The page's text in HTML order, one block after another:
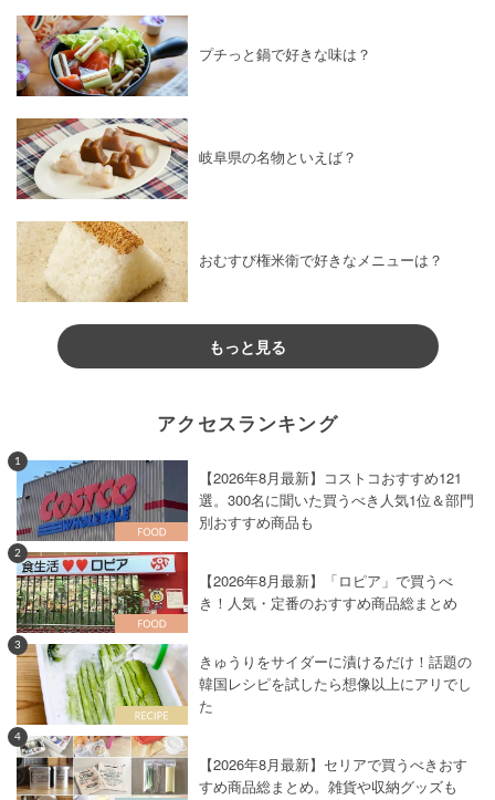
プチっと鍋で好きな味は？
岐阜県の名物といえば？
おむすび権米衛で好きなメニューは？
もっと見る
アクセスランキング
1
【2026年8月最新】コストコおすすめ121
選。300名に聞いた買うべき人気1位＆部門
別おすすめ商品も
2
【2026年8月最新】「ロピア」で買うべ
き！人気・定番のおすすめ商品総まとめ
3
きゅうりをサイダーに漬けるだけ！話題の
韓国レシピを試したら想像以上にアリでし
た
4
【2026年8月最新】セリアで買うべきおす
すめ商品総まとめ。雑貨や収納グッズも